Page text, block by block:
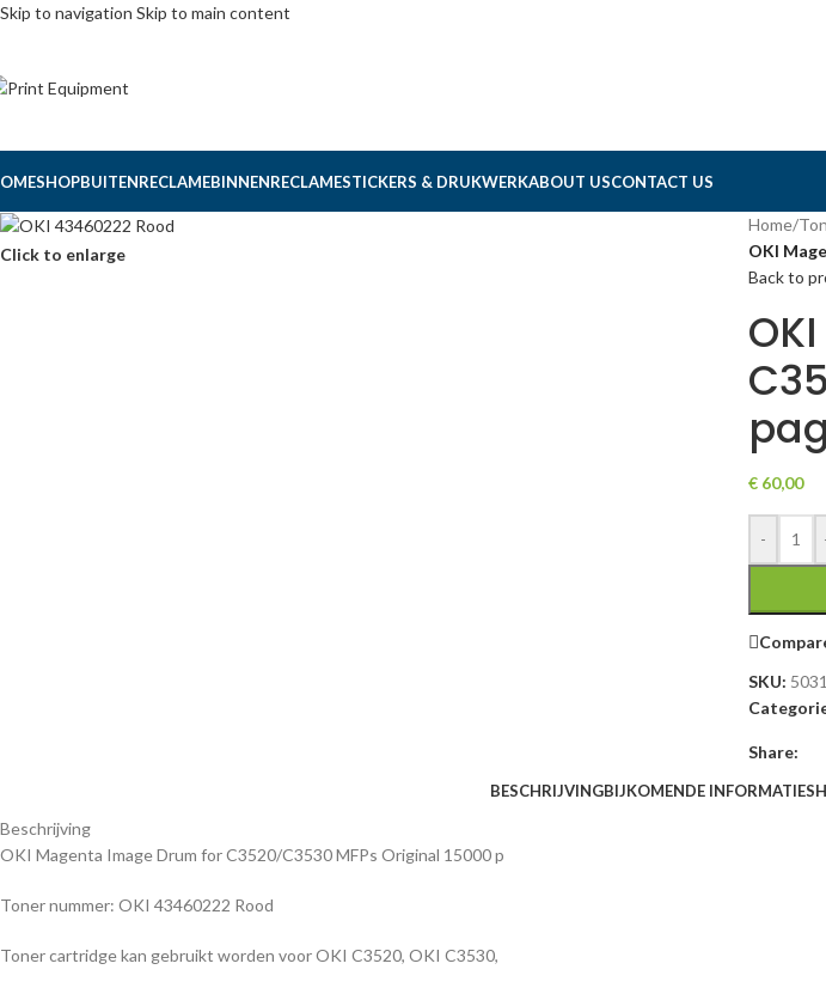
Skip to navigation Skip to main content
SHOPBUITENRECLAMEBINNENRECLAMESTICKERS & DRUKWERKABOUT USCONTACT US
Click to enlarge
Home/
OKI
Back to
€60,00
-
SKU:
Share:
BESCHRIJVINGBIJKOMENDE INFORMATIE
Beschrijving
OKI Magenta Image Drum for C3520/C3530 MFPs Original 15000 p
Toner nummer: OKI 43460222 Rood
Toner cartridge kan gebruikt worden voor OKI C3520, OKI C3530,